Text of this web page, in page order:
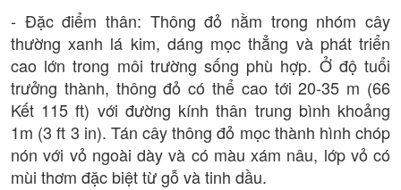
- Đặc điểm thân: Thông đỏ nằm trong nhóm cây
thường xanh lá kim, dáng mọc thẳng và phát triển
cao lớn trong môi trường sống phù hợp. Ở độ tuổi
trưởng thành, thông đỏ có thể cao tới 20-35 m (66
Kết 115 ft) với đường kính thân trung bình khoảng
1m (3 ft 3 in). Tán cây thông đỏ mọc thành hình chóp
nón với vỏ ngoài dày và có màu xám nâu, lớp vỏ có
mùi thơm đặc biệt từ gỗ và tinh dầu.